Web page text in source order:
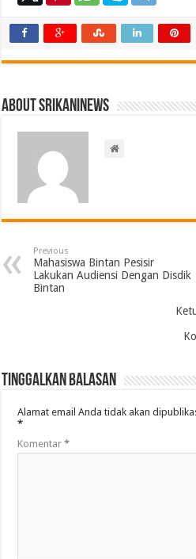
About srikaninews
Previous
Mahasiswa Bintan Pesisir
Lakukan Audiensi Dengan Disdik
Bintan
Tinggalkan Balasan
Alamat email Anda tidak akan
*
Komentar*